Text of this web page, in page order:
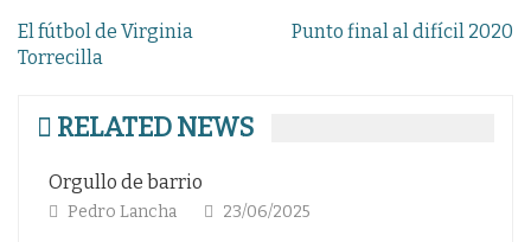
Navegación
de
El fútbol de Virginia
Torrecilla
Punto final al difícil 2020
RELATED NEWS
RETAZOS VINTAGE (II). GAETANO SCIREA,
PIONERO OLVIDADO DE LA DEFENSA CON